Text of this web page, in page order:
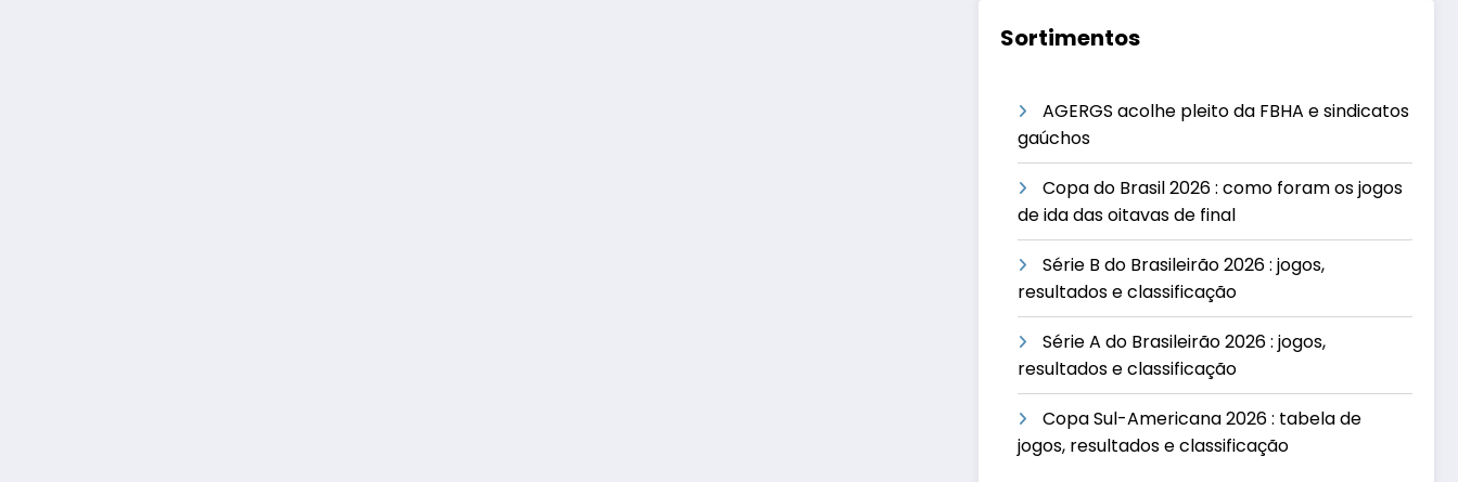
Sortimentos
AGERGS acolhe pleito da FBHA e sindicatos
gaúchos
Copa do Brasil 2026 : como foram os jogos
de ida das oitavas de final
Série B do Brasileirão 2026 : jogos,
resultados e classificação
Série A do Brasileirão 2026 : jogos,
resultados e classificação
Copa Sul-Americana 2026 : tabela de
jogos, resultados e classificação